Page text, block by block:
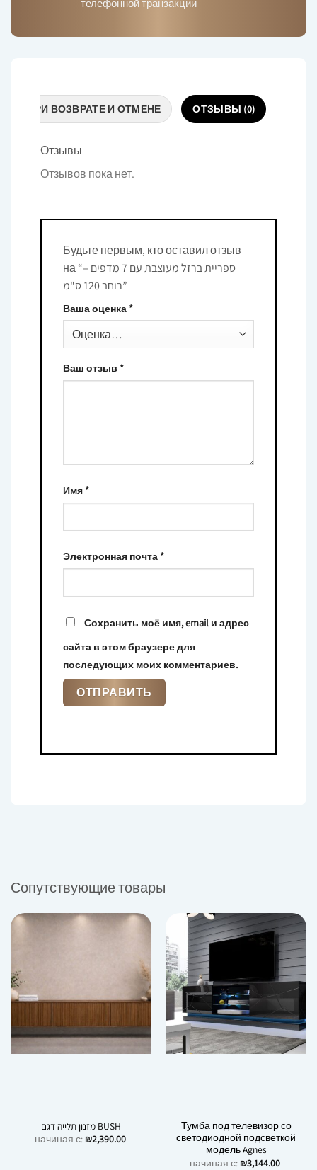
телефонной транзакции
ОТЗЫВЫ (0)
ПРИ ВОЗВРАТЕ И ОТМЕНЕ
Отзывы
Отзывов пока нет.
Будьте первым, кто оставил отзыв
на “ספריית ברזל מעוצבת עם 7 מדפים –
רוחב 120 ס"מ”
Ваша оценка *
Ваш отзыв *
Имя *
Электронная почта *
Сохранить моё имя, email и адрес
сайта в этом браузере для
последующих моих комментариев.
Сопутствующие товары
מזנון תלייה דגם BUSH
начиная с: ₪2,390.00
Тумба под телевизор со
светодиодной подсветкой
модель Agnes
начиная с: ₪3,144.00